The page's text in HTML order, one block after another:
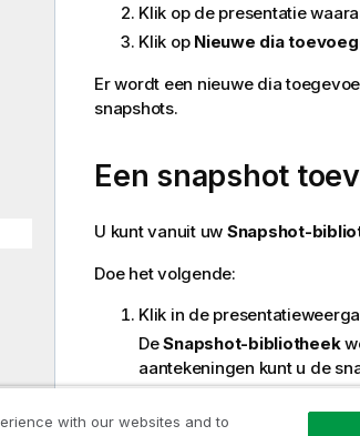
Klik op de presentatie
Klik op Nieuwe dia
Er wordt een nieuwe dia
snapshots.
Een snapshot
U kunt vanuit uw Snapshot-
Doe het volgende:
Klik in de
DeSnapshot-bibliotheek
aantekeningen kunt u de
Zoek de snapshot die u
De snapshot wordt
with our websites and to